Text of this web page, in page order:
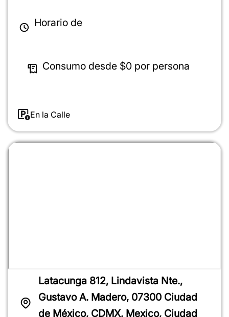
Horario de
Consumo desde $0 por persona
En la Calle
Latacunga 812, Lindavista Nte.,
Gustavo A. Madero, 07300 Ciudad
de México, CDMX, Mexico, Ciudad